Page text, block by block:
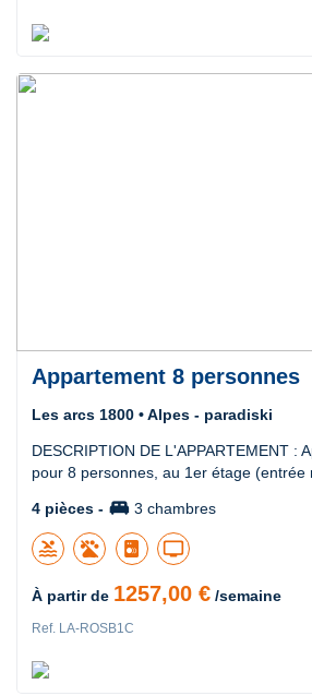
Appartement 8 personnes
Les arcs 1800 • Alpes - paradiski
DESCRIPTION DE L'APPARTEMENT :
pour 8 personnes, au 1er étage (entrée
4 pièces - king_bed 3 chambres
pool tv
À partir de 1257,00 € /semaine
Ref. LA-ROSB1C